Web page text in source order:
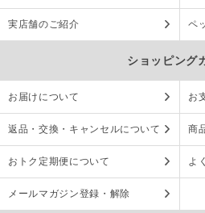
実店舗のご紹介 ペ
ショッピング
お届けについて お
返品・交換・キャンセルについて 商
おトク定期便について よ
メールマガジン登録・解除